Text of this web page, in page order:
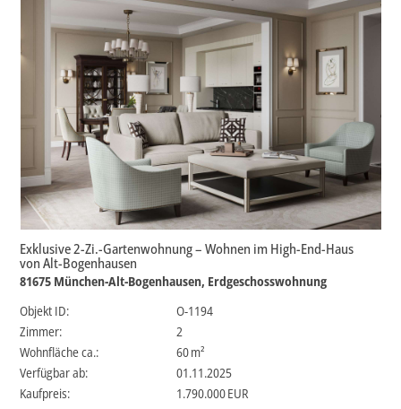
Exklusive 2-Zi.-Gartenwohnung – Wohnen im High-End-Haus
von Alt-Bogenhausen
81675 München-Alt-Bogenhausen, Erdgeschosswohnung
Objekt ID:
O-1194
Zimmer:
2
Wohnfläche ca.:
60 m²
Verfügbar ab:
01.11.2025
Kaufpreis:
1.790.000 EUR